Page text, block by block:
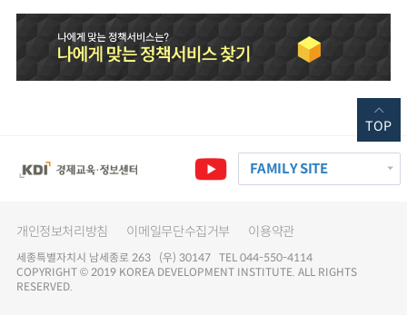
FAMILY SITE
개인정보처리방침 이메일무단수집거부 이용약관
세종특별자치시 남세종로 263 (우) 30147 TEL 044-550-4114
COPYRIGHT © 2019 KOREA DEVELOPMENT INSTITUTE. ALL RIGHTS
RESERVED.
TOP